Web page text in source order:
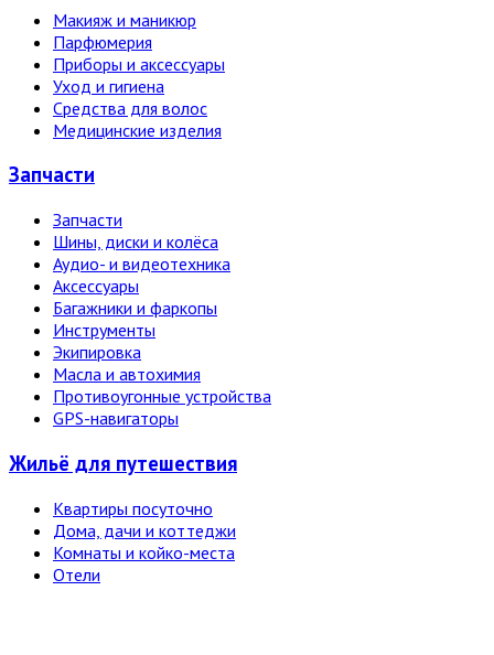
Макияж и маникюр
Парфюмерия
Приборы и аксессуары
Уход и гигиена
Средства для волос
Медицинские изделия
Запчасти
Запчасти
Шины, диски и колёса
Аудио- и видеотехника
Аксессуары
Багажники и фаркопы
Инструменты
Экипировка
Масла и автохимия
Противоугонные устройства
GPS-навигаторы
Жильё для путешествия
Квартиры посуточно
Дома, дачи и коттеджи
Комнаты и койко-места
Отели